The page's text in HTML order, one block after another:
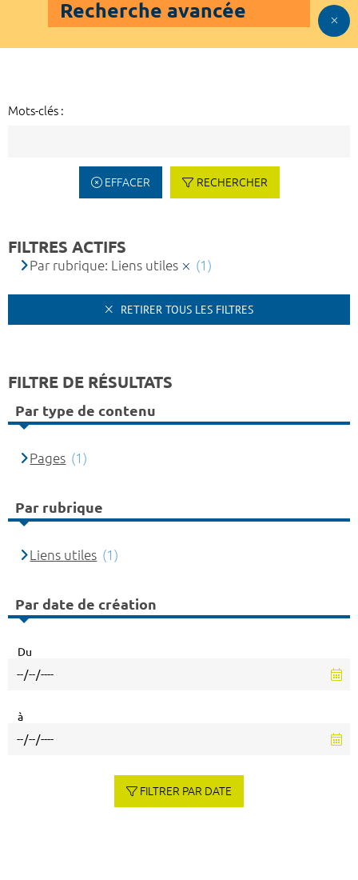
Recherche avancée
Mots-clés :
EFFACER RECHERCHER
FILTRES ACTIFS
Par rubrique: Liens utiles (1)
RETIRER TOUS LES FILTRES
FILTRE DE RÉSULTATS
Par type de contenu
Pages (1)
Par rubrique
Liens utiles (1)
Par date de création
Du
à
FILTRER PAR DATE